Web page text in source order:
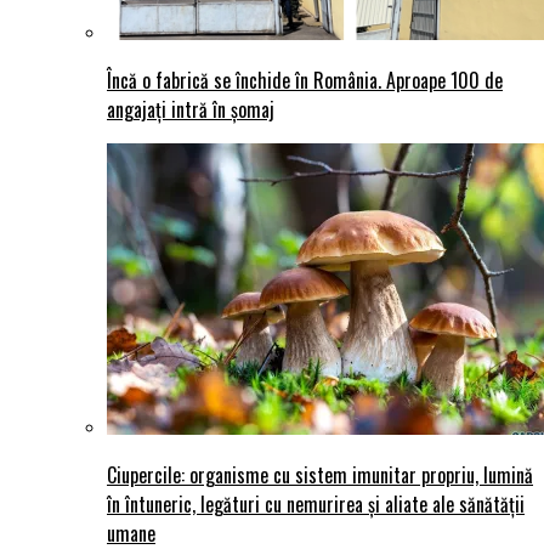
Încă o fabrică se închide în România. Aproape 100 de
angajați intră în șomaj
Ciupercile: organisme cu sistem imunitar propriu, lumină
în întuneric, legături cu nemurirea și aliate ale sănătății
umane